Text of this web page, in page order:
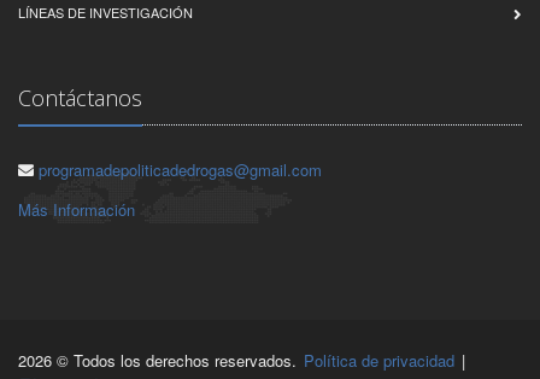
LÍNEAS DE INVESTIGACIÓN
Contáctanos
programadepoliticadedrogas@gmail.com
Más Información
2026 © Todos los derechos reservados. Política de privacidad |